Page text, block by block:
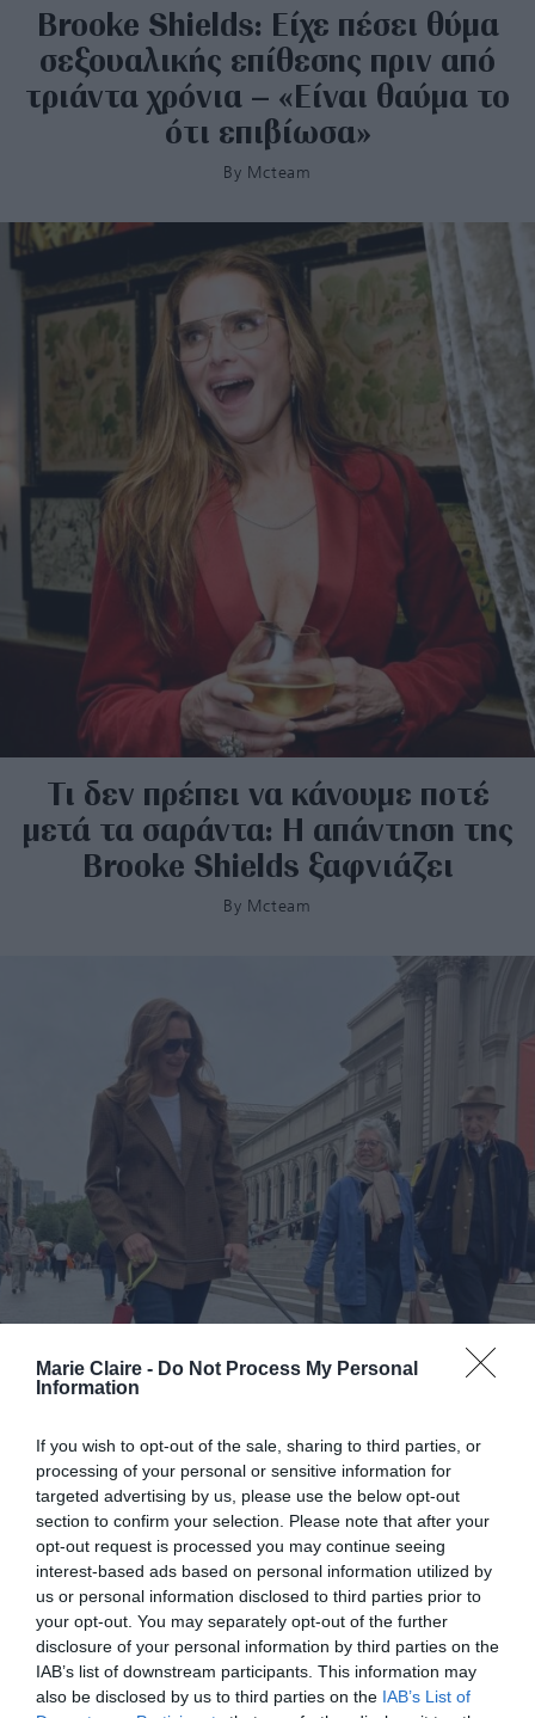
Marie Claire - Do Not Process My Personal
Information
If you wish to opt-out of the sale, sharing to third parties, or
processing of your personal or sensitive information for
targeted advertising by us, please use the below opt-out
section to confirm your selection. Please note that after your
opt-out request is processed you may continue seeing
interest-based ads based on personal information utilized by
us or personal information disclosed to third parties prior to
your opt-out. You may separately opt-out of the further
disclosure of your personal information by third parties on the
IAB’s list of downstream participants. This information may
also be disclosed by us to third parties on the IAB’s List of
Brooke Shields: Είχε πέσει θύμα
σεξουαλικής επίθεσης πριν από
τριάντα χρόνια – «Είναι θαύμα το
ότι επιβίωσα»
By Mcteam
Τι δεν πρέπει να κάνουμε ποτέ
μετά τα σαράντα: Η απάντηση της
Brooke Shields ξαφνιάζει
By Mcteam
Brooke Shields: «Τα
πλεονεκτήματα του να ζεις μόνη
σου μετά τα πενήντα»
ByMcteam